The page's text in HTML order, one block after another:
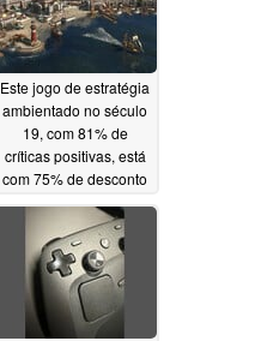
Este jogo de estratégia
ambientado no século
19, com 81% de
críticas positivas, está
com 75% de desconto
05/19/2026